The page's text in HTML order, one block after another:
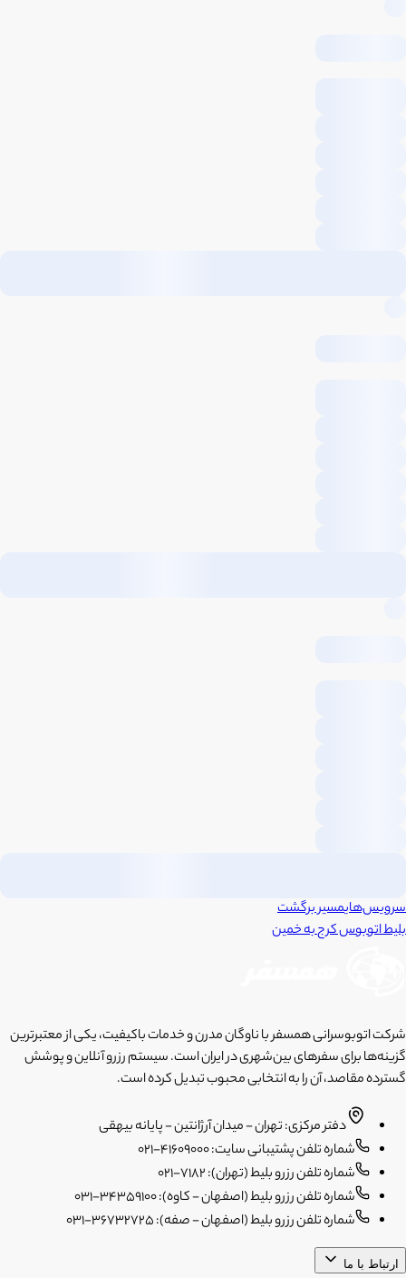
سرویس‌هایمسیر برگشت
بلیط اتوبوسکرجبهخمین
شرکت اتوبوسرانی همسفر با ناوگان مدرن و خدمات باکیفیت، یکی از معتبرترین
گزینه‌ها برای سفرهای بین‌شهری در ایران است. سیستم رزرو آنلاین و پوشش
گسترده مقاصد، آن را به انتخابی محبوب تبدیل کرده است.
دفتر مرکزی: تهران - میدان آرژانتین - پایانه بیهقی
شماره تلفن پشتیبانی سایت: 41609000-021
شماره تلفن رزرو بلیط (تهران): 7182-021
شماره تلفن رزرو بلیط (اصفهان - کاوه): 34359100-031
شماره تلفن رزرو بلیط (اصفهان - صفه): 36732725-031
ارتباط با ما